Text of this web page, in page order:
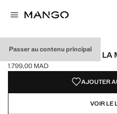
Passer au contenu principal
MANTEAU LAINE FAIT À
Prix actuel [1.799,00 MAD ]
1.799,00 MAD
Choisissez une couleur
Couleur Gris glacé sélectionnée
Couleur Kaki
AJOUTER
VOIR LE